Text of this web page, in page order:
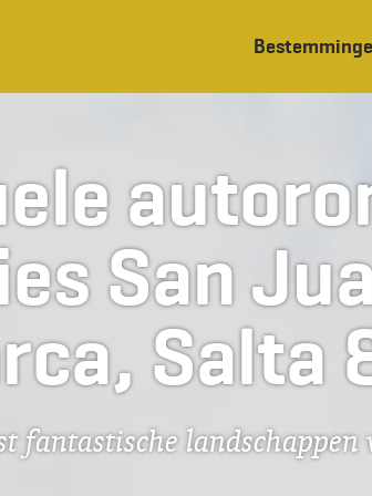
San
Salta
fantastische landschappen